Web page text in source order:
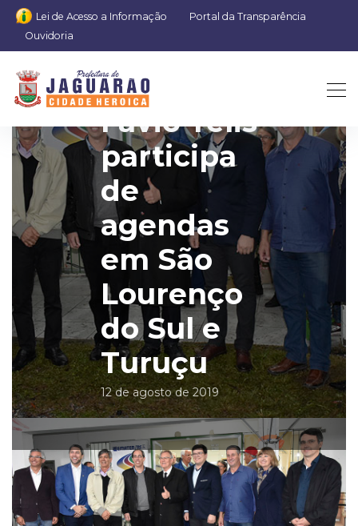
Lei de Acesso a Informação
Portal da Transparência
Ouvidoria
Prefeito
Favio Telis
participa
de
agendas
em São
Lourenço
do Sul e
Turuçu
12 de agosto de 2019